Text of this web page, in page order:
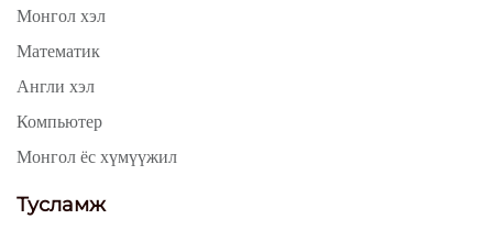
Монгол хэл
Математик
Англи хэл
Компьютер
Монгол ёс хүмүүжил
Тусламж